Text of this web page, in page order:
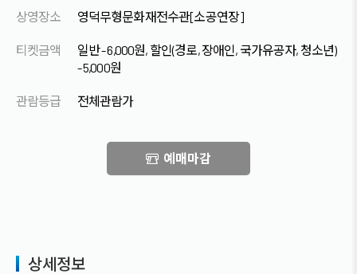
상영장소 영덕무형문화재전수관[소공연장]
티켓금액
일반 - 6,000원, 할인(경로, 장애인, 국가유공자, 청소년)
- 5,000원
관람등급 전체관람가
예매마감
상세정보